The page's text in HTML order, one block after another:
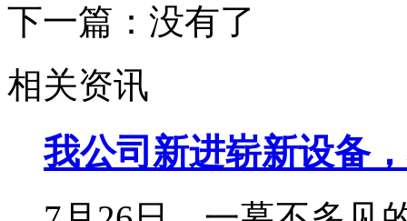
下一篇：没有了
相关资讯
我公司新进崭新设备